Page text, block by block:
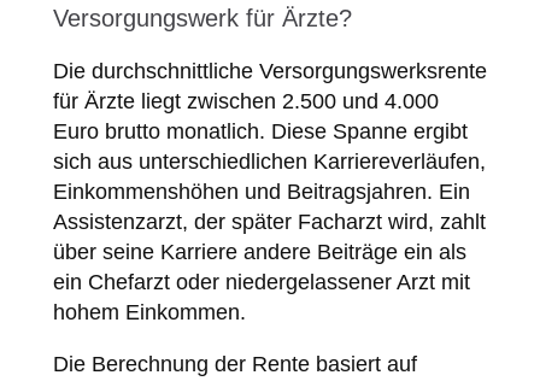
Versorgungswerk für Ärzte?
Die durchschnittliche Versorgungswerksrente
für Ärzte liegt zwischen 2.500 und 4.000
Euro brutto monatlich. Diese Spanne ergibt
sich aus unterschiedlichen Karriereverläufen,
Einkommenshöhen und Beitragsjahren. Ein
Assistenzarzt, der später Facharzt wird, zahlt
über seine Karriere andere Beiträge ein als
ein Chefarzt oder niedergelassener Arzt mit
hohem Einkommen.
Die Berechnung der Rente basiert auf